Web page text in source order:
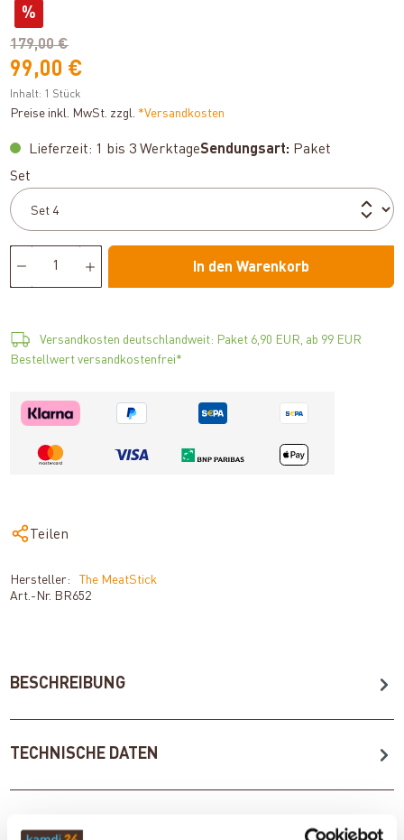
%
179,00 €
99,00 €
Inhalt: 1 Stück
Preise inkl. MwSt. zzgl. *Versandkosten
Lieferzeit: 1 bis 3 WerktageSendungsart: Paket
Set
In den Warenkorb
Versandkosten deutschlandweit: Paket 6,90 EUR, ab 99 EUR
Bestellwert versandkostenfrei*
Teilen
Hersteller:
The MeatStick
Art.-Nr. BR652
BESCHREIBUNG
TECHNISCHE DATEN